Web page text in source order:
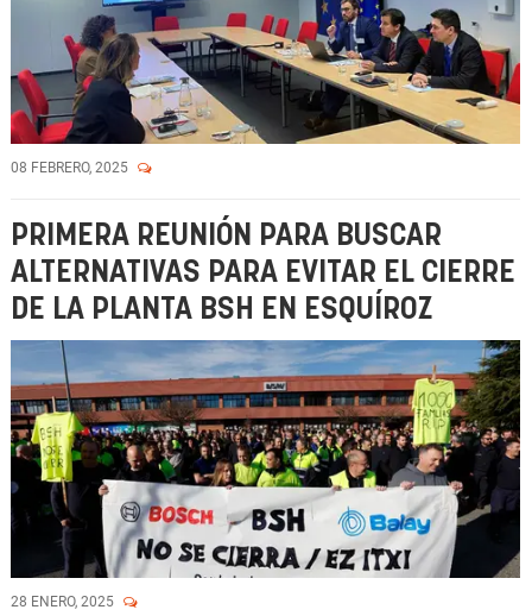
08 FEBRERO, 2025
PRIMERA REUNIÓN PARA BUSCAR
ALTERNATIVAS PARA EVITAR EL CIERRE
DE LA PLANTA BSH EN ESQUÍROZ
28 ENERO, 2025